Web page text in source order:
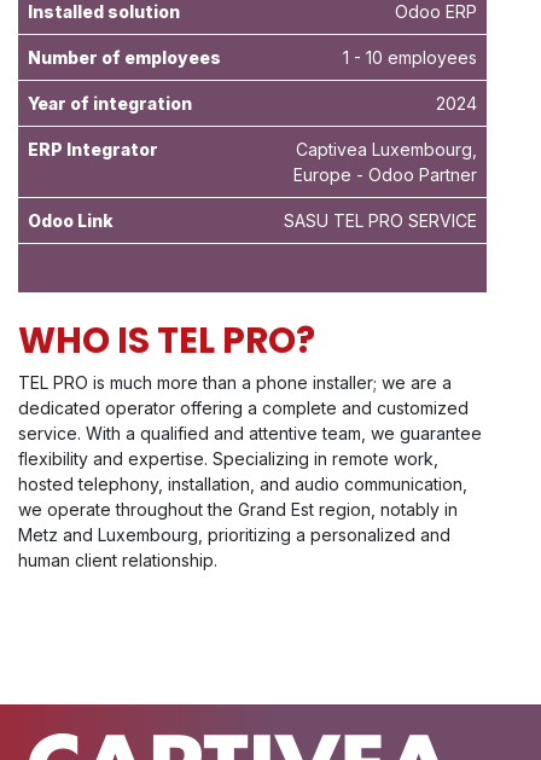
Installed solution Odoo ERP
Number of employees 1 - 10 employees
Year of integration 2024
ERP Integrator
Captivea Luxembourg,
Europe - Odoo Partner
Odoo Link SASU TEL PRO SERVICE
WHO IS TEL PRO?
TEL PRO is much more than a phone installer; we are a
dedicated operator offering a complete and customized
service. With a qualified and attentive team, we guarantee
flexibility and expertise. Specializing in remote work,
hosted telephony, installation, and audio communication,
we operate throughout the Grand Est region, notably in
Metz and Luxembourg, prioritizing a personalized and
human client relationship.